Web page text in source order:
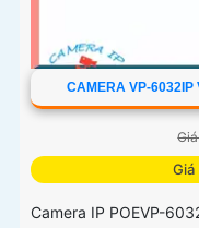
CAMERA VP-6032IP
Giá
Camera IP POEVP-